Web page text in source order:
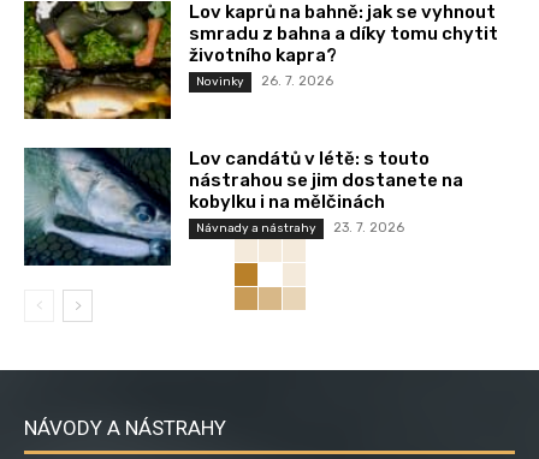
Lov kaprů na bahně: jak se vyhnout
smradu z bahna a díky tomu chytit
životního kapra?
Novinky 26. 7. 2026
Lov candátů v létě: s touto
nástrahou se jim dostanete na
kobylku i na mělčinách
Návnady a nástrahy 23. 7. 2026
NÁVODY A NÁSTRAHY